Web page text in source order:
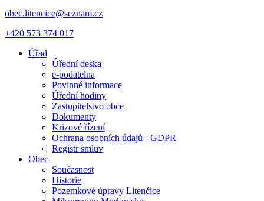
obec.litencice@seznam.cz
+420 573 374 017
Úřad
Úřední deska
e-podatelna
Povinné informace
Úřední hodiny
Zastupitelstvo obce
Dokumenty
Krizové řízení
Ochrana osobních údajů - GDPR
Registr smluv
Obec
Současnost
Historie
Pozemkové úpravy Litenčice